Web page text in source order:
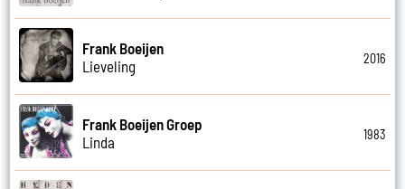
Frank Boeijen
Lieveling
2016
Frank Boeijen Groep
Linda
1983